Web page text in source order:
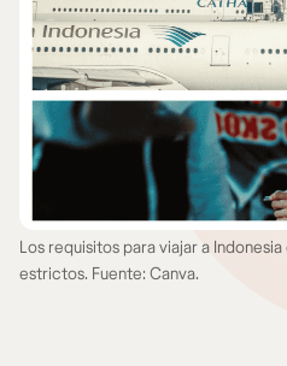
Los requisitos para viajar a
estrictos. Fuente: Canva.